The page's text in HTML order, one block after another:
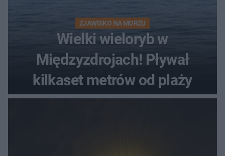
ZJAWISKO NA MORZU
Wielki wieloryb w
Międzyzdrojach! Pływał
kilkaset metrów od plaży